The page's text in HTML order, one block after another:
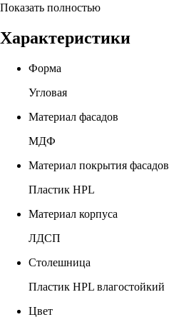
Показать полностью
Характеристики
Форма
Угловая
Материал фасадов
МДФ
Материал покрытия фасадов
Пластик HPL
Материал корпуса
ЛДСП
Столешница
Пластик HPL влагостойкий
Цвет